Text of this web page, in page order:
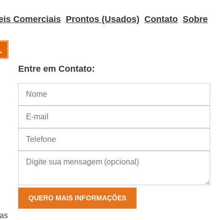
Comerciais Prontos (Usados) Contato Sobre
Entre em Contato: